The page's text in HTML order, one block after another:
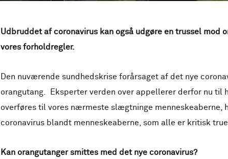
Udbruddet af coronavirus kan også udgøre en trussel mod
vores forholdregler.
Den nuværende sundhedskrise forårsaget af det nye
orangutang. Eksperter verden over appellerer derfor nu
overføres til vores nærmeste slægtninge menneskeaberne,
coronavirus blandt menneskeaberne, som alle er kritisk
Kan orangutanger smittes med det nye coronavirus?